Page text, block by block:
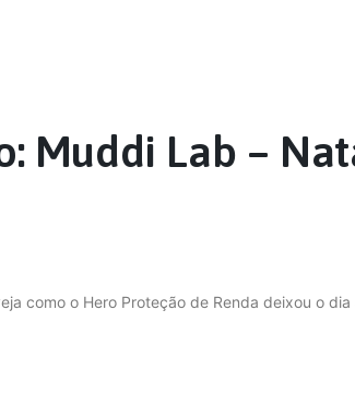
Muddi Lab –
como o Hero Proteção de Renda deixou o dia